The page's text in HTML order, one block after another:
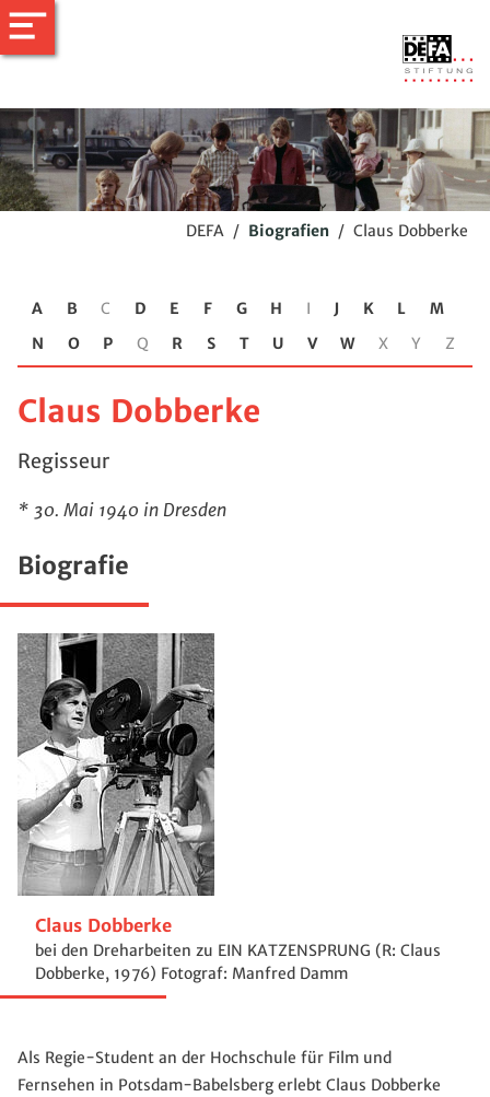
DEFA / Biografien / Claus Dobberke
A B C D E F G H I J K L
M
N
O P Q R S T U V W X Y Z
Claus Dobberke
Regisseur
* 30. Mai 1940 in Dresden
Biografie
Claus Dobberke
bei den Dreharbeiten zu EIN KATZENSPRUNG (R: Claus
Dobberke, 1976) Fotograf: Manfred Damm
Als Regie-Student an der Hochschule für Film und
Fernsehen in Potsdam-Babelsberg erlebt Claus Dobberke